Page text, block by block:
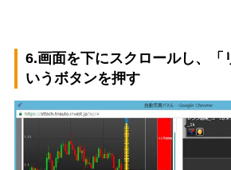
6.画面を下にスクロールし、「
いうボタンを押す